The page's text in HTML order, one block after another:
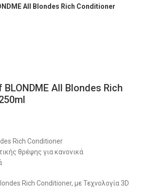
All Blondes Rich Conditioner
All Blondes Rich
Rich Conditioner
θρέψης για κανονικά
Rich Conditioner, με Τεχνολογία 3D